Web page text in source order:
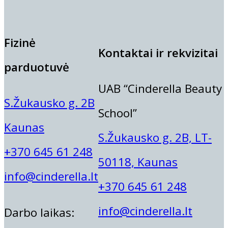
Fizinė
parduotuvė
S.Žukausko g. 2B
Kaunas
+370 645 61 248
info@cinderella.lt
Darbo laikas:
Kontaktai ir rekvizitai
UAB “Cinderella Beauty
School”
S.Žukausko g. 2B, LT-
50118, Kaunas
+370 645 61 248
info@cinderella.lt